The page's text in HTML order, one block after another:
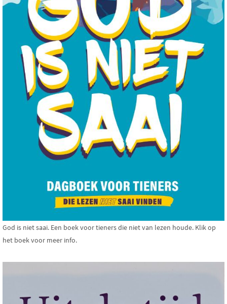
God is niet saai. Een boek voor tieners die niet van lezen houde. Klik op
het boek voor meer info.